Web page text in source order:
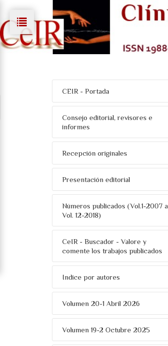
CEIR - Portada
Consejo editorial, revisores e
informes
Recepción originales
Presentación editorial
Números publicados (Vol.1-2007 a
Vol. 12-2018)
CeIR - Buscador - Valore y
comente los trabajos publicados
Indice por autores
Volumen 20-1 Abril 2026
Volumen 19-2 Octubre 2025